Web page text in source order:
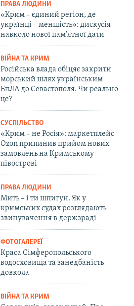
ПРАВА ЛЮДИНИ
«Крим – єдиний регіон, де
українці – меншість»: дискусія
навколо нової пам'ятної дати
ВІЙНА ТА КРИМ
Російська влада обіцяє закрити
морський шлях українським
БпЛА до Севастополя. Чи реально
це?
СУСПІЛЬСТВО
«Крим – не Росія»: маркетплейс
Ozon припинив прийом нових
замовлень на Кримському
півострові
ПРАВА ЛЮДИНИ
Мить – і ти шпигун. Як у
кримських судах розглядають
звинувачення в держзраді
ФОТОГАЛЕРЕЇ
Краса Сімферопольського
водосховища та занедбаність
довкола
ВІЙНА ТА КРИМ